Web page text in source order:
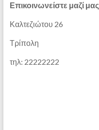
Επικοινωνείστε μαζί μας
Καλτεζιώτου 26
Τρίπολη
τηλ: 22222222